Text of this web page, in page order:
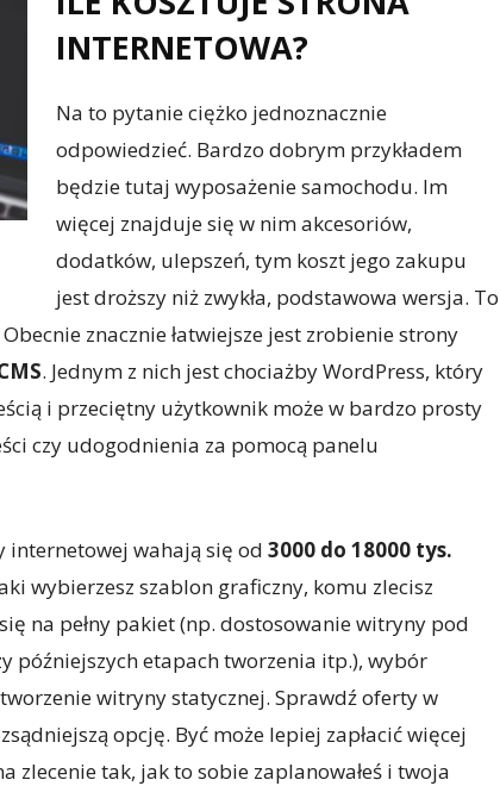
INTERNETOWA?
Na to pytanie ciężko jednoznacznie
odpowiedzieć. Bardzo dobrym przykładem
będzie tutaj wyposażenie samochodu. Im
więcej znajduje się w nim akcesoriów,
dodatków, ulepszeń, tym koszt jego zakupu
jest droższy niż zwykła, podstawowa wersja. To
znacznie łatwiejsze jest zrobienie strony
. Jednym z nich jest chociażby WordPress, który
i przeciętny użytkownik może w bardzo prosty
czy udogodnienia za pomocą panelu
internetowej wahają się od 3000 do 18000 tys.
wybierzesz szablon graficzny, komu zlecisz
na pełny pakiet (np. dostosowanie witryny pod
późniejszych etapach tworzenia itp.), wybór
witryny statycznej. Sprawdź oferty w
opcję. Być może lepiej zapłacić więcej
zlecenie tak, jak to sobie zaplanowałeś i twoja